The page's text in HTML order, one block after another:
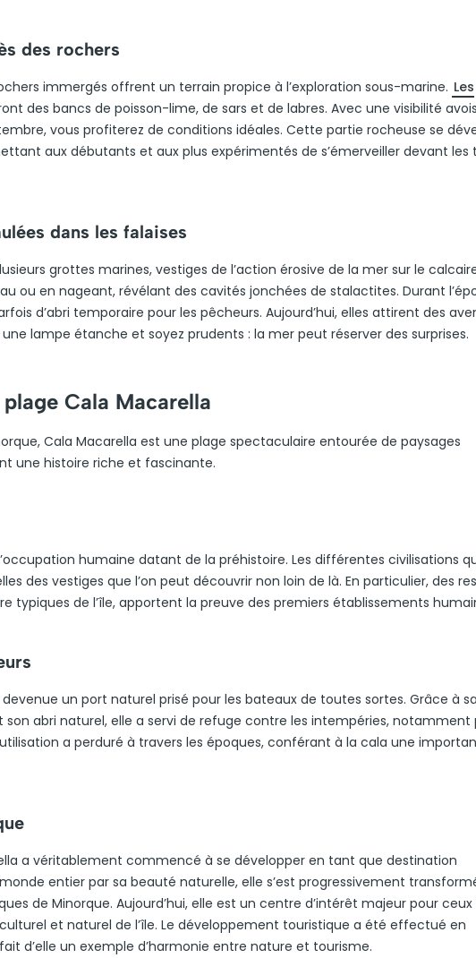
des rochers
immergés offrent un terrain propice à l’exploration sous-marine. Les
des bancs de poisson-lime, de sars et de labres. Avec une visibilité
vous profiterez de conditions idéales. Cette partie rocheuse se
aux débutants et aux plus expérimentés de s’émerveiller devant les
dans les falaises
grottes marines, vestiges de l’action érosive de la mer sur le
ou en nageant, révélant des cavités jonchées de stalactites. Durant
d’abri temporaire pour les pêcheurs. Aujourd’hui, elles attirent des
lampe étanche et soyez prudents : la mer peut réserver des surprises.
Cala Macarella
Cala Macarella est une plage spectaculaire entourée de paysages
une histoire riche et fascinante.
humaine datant de la préhistoire. Les différentes civilisations
des vestiges que l’on peut découvrir non loin de là. En particulier, des
typiques de l’île, apportent la preuve des premiers établissements
un port naturel prisé pour les bateaux de toutes sortes. Grâce à sa
abri naturel, elle a servi de refuge contre les intempéries, notamment
a perduré à travers les époques, conférant à la cala une
a véritablement commencé à se développer en tant que destination
entier par sa beauté naturelle, elle s’est progressivement
de Minorque. Aujourd’hui, elle est un centre d’intérêt majeur pour ceux
et naturel de l’île. Le développement touristique a été effectué en
d’elle un exemple d’harmonie entre nature et tourisme.